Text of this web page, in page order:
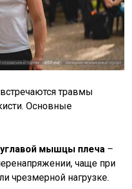
травмы
Основные
мышцы плеча –
чаще при
чрезмерной нагрузке.